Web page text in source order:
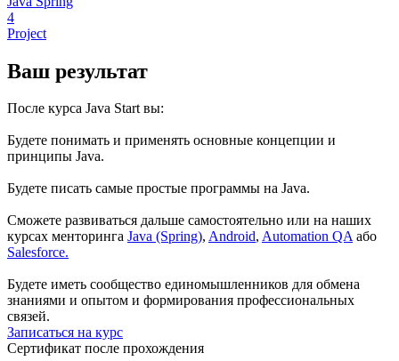
4
Project
Ваш результат
После курса Java Start вы:
Будете понимать и применять основные концепции и
принципы Java.
Будете писать самые простые программы на Java.
Сможете развиваться дальше самостоятельно или на наших
курсах менторинга Java (Spring), Android, Automation QAабо
Salesforce.
Будете иметь сообщество единомышленников для обмена
знаниями и опытом и формирования профессиональных
связей.
Записаться на курс
Сертификат после прохождения